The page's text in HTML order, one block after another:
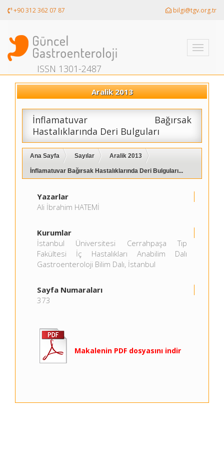
+90 312 362 07 87 bilgi@tgv.org.tr
Toggle
ISSN 1301-2487
Aralik 2013
İnflamatuvar Bağırsak
Hastalıklarında Deri Bulguları
Ana Sayfa Sayılar Aralik 2013
İnflamatuvar Bağırsak Hastalıklarında Deri Bulguları...
Yazarlar
Ali İbrahim HATEMİ
Kurumlar
İstanbul Üniversitesi Cerrahpaşa Tıp
Fakültesi İç Hastalıkları Anabilim Dalı
Gastroenteroloji Bilim Dalı, İstanbul
Sayfa Numaraları
373
Makalenin PDF dosyasını indir